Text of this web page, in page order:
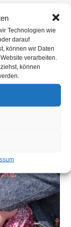
Technologien wie
darauf
können wir Daten
verarbeiten.
können